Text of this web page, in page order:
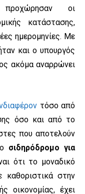
προχώρησαν οι
κατάστασης,
ημερομηνίες. Με
και ο υπουργός
ακόμα αναρρώνει
τόσο από
όσο και από το
που αποτελούν
σιδηρόδρομο για
ότι το μοναδικό
στην
οικονομίας, έχει